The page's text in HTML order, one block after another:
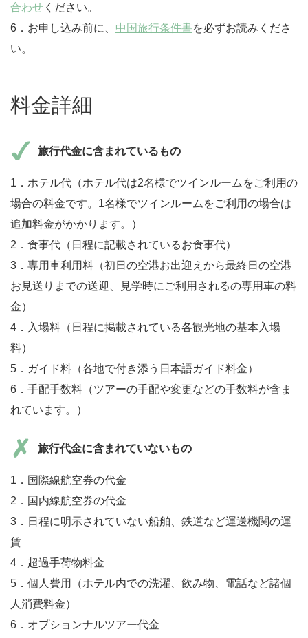
合わせ ください。
6．お申し込み前に、 中国旅行条件書を必ずお読みくださ
い。
料金詳細
旅行代金に含まれているもの
1．ホテル代（ホテル代は2名様でツインルームをご利用の
場合の料金です。1名様でツインルームをご利用の場合は
追加料金がかかります。）
2．食事代（日程に記載されているお食事代）
3．専用車利用料（初日の空港お出迎えから最終日の空港
お見送りまでの送迎、見学時にご利用されるの専用車の料
金）
4．入場料（日程に掲載されている各観光地の基本入場
料）
5．ガイド料（各地で付き添う日本語ガイド料金）
6．手配手数料（ツアーの手配や変更などの手数料が含ま
れています。）
旅行代金に含まれていないもの
1．国際線航空券の代金
2．国内線航空券の代金
3．日程に明示されていない船舶、鉄道など運送機関の運
賃
4．超過手荷物料金
5．個人費用（ホテル内での洗濯、飲み物、電話など諸個
人消費料金）
6．オプションナルツアー代金